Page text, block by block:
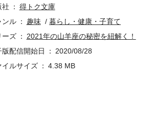
たの運勢◎2021年の各星座相性◎2021年の日運
社
得トク文庫
ンル
趣味
暮らし・健康・子育て
ーズ
2021年の山羊座の秘密を紐解く！
版配信開始日
2020/08/28
イルサイズ
4.38 MB